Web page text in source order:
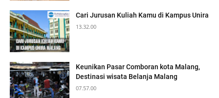
Cari Jurusan Kuliah Kamu di Kampus Unira
13.32.00
Keunikan Pasar Comboran kota Malang,
Destinasi wisata Belanja Malang
07.57.00